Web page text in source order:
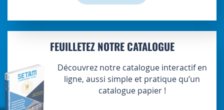
FEUILLETEZ NOTRE CATALOGUE
Découvrez notre catalogue interactif en
ligne, aussi simple et pratique qu’un
catalogue papier !